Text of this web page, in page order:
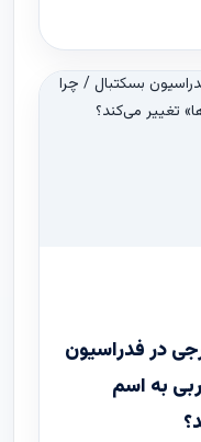
در فدراسیون
ماه یک مربی به اسم